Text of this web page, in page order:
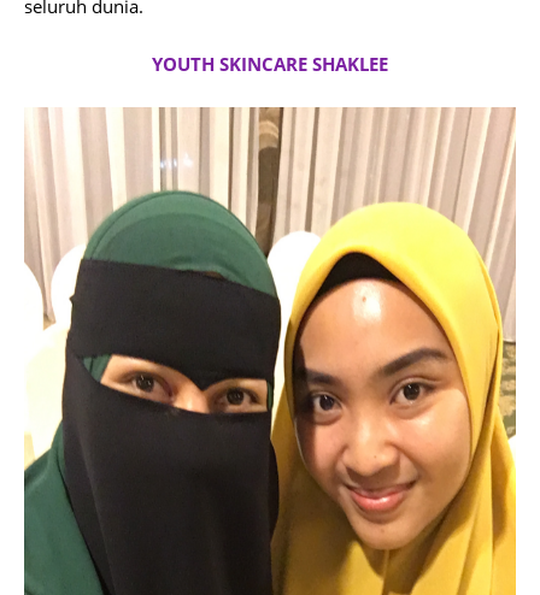
seluruh dunia.
YOUTH SKINCARE SHAKLEE